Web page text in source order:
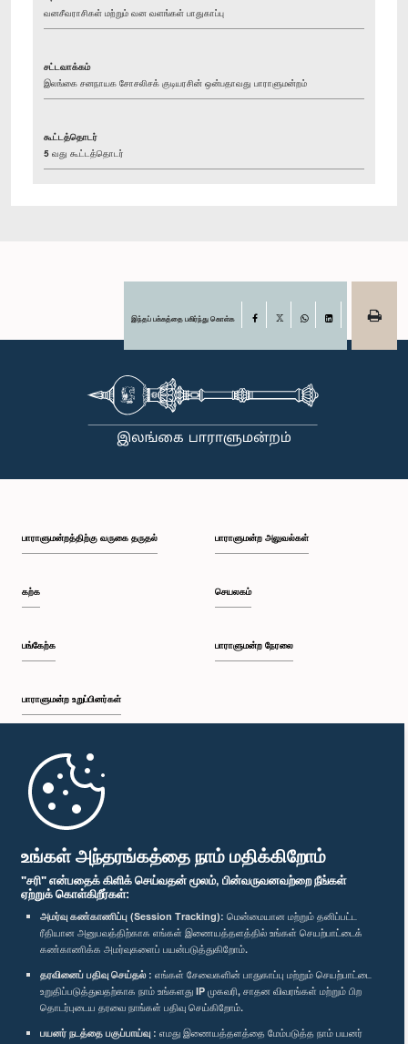
உங்கள் அந்தரங்கத்தை நாம் மதிக்கிறோம்
"சரி" என்பதைக் கிளிக் செய்வதன் மூலம், பின்வருவனவற்றை நீங்கள்
ஏற்றுக் கொள்கிறீர்கள்:
அமர்வு கண்காணிப்பு (Session Tracking): மென்மையான மற்றும் தனிப்பட்ட
ரீதியான அனுபவத்திற்காக எங்கள் இணையத்தளத்தில் உங்கள் செயற்பாட்டைக்
கண்காணிக்க அமர்வுகளைப் பயன்படுத்துகிறோம்.
தரவினைப் பதிவு செய்தல் : எங்கள் சேவைகளின் பாதுகாப்பு மற்றும் செயற்பாட்டை
உறுதிப்படுத்துவதற்காக நாம் உங்களது IP முகவரி, சாதன விவரங்கள் மற்றும் பிற
தொடர்புடைய தரவை நாங்கள் பதிவு செய்கிறோம்.
பயனர் நடத்தை பகுப்பாய்வு : எமது இணையத்தளத்தை மேம்படுத்த நாம் பயனர்
வனசீவராசிகள் மற்றும் வன வளங்கள் பாதுகாப்பு
சட்டவாக்கம்
இலங்கை சனநாயக சோசலிசக் குடியரசின் ஒன்பதாவது பாராளுமன்றம்
கூட்டத்தொடர்
5 வது கூட்டத்தொடர்
இந்தப் பக்கத்தை பகிர்ந்து கொள்க Facebook
பாராளுமன்றத்திற்கு வருகை தருதல்
கற்க
பங்கேற்க
பாராளுமன்ற உறுப்பினர்கள்
முதற்பக்கம்
பாராளுமன்ற அலுவல்கள்
செயலகம்
பாராளுமன்ற நேரலை
பாராளுமன்ற கையடக்க செயலி
எம்மை பின்தொடர்க :
விருதுகள்